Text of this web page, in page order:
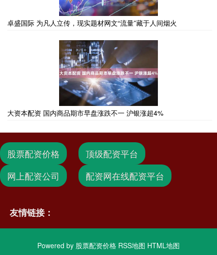
卓盛国际 为凡人立传，现实题材网文“流量”藏于人间烟火
大资本配资 国内商品期市早盘涨跌不一 沪银涨超4%
股票配资价格
顶级配资平台
网上配资公司
配资网在线配资平台
友情链接：
Powered by 股票配资价格 RSS地图 HTML地图